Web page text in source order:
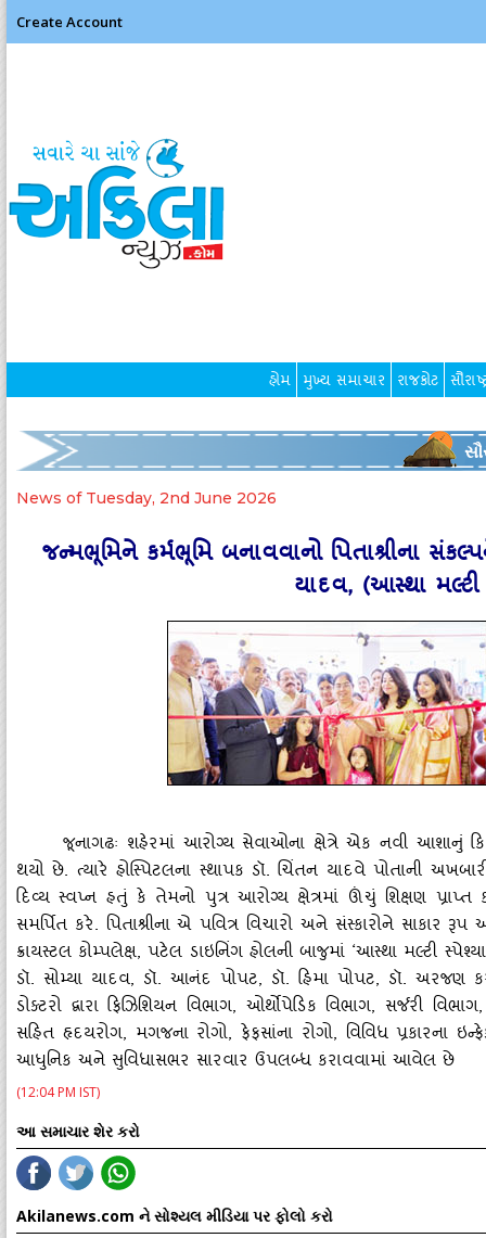
Create Account
હોમ મુખ્ય સમાચાર રાજકોટ
News of Tuesday, 2nd June 2026
જન્‍મભૂમિને કર્મભૂમિ બનાવવાનો પિતાશ્રીના
યાદવ, (આસ્‍થા મલ્‍ટી
જૂનાગઢઃ શહેરમાં આરોગ્‍ય સેવાઓના ક્ષેત્રે એક નવી આશાનું
થયો છે. ત્‍યારે હોસ્‍પિટલના સ્‍થાપક ડૉ. ચિંતન યાદવે પોતાની
દિવ્‍ય સ્‍વપ્‍ન હતું કે તેમનો પુત્ર આરોગ્‍ય ક્ષેત્રમાં ઊંચું શિક્ષણ પ્રાપ્ત
સમર્પિત કરે. પિતાશ્રીના એ પવિત્ર વિચારો અને સંસ્‍કારોને
ક્રાયસ્‍ટલ કોમ્‍પલેક્ષ, પટેલ ડાઇનિંગ હોલની બાજુમાં ‘આસ્‍થા મલ્‍ટી
ડૉ. સોમ્‍યા યાદવ, ડૉ. આનંદ પોપટ, ડૉ. હિમા પોપટ, ડૉ. અરજણ
ડોક્‍ટરો દ્વારા ફિઝિશિયન વિભાગ, ઓર્થોપેડિક વિભાગ, સર્જરી
સહિત હૃદયરોગ, મગજના રોગો, ફેફસાંના રોગો, વિવિધ પ્રકારના
આધુનિક અને સુવિધાસભર સારવાર ઉપલબ્‍ધ કરાવવામાં આવેલ છે
(12:04 PM IST)
આ સમાચાર શેર કરો
Akilanews.com ને સોશ્યલ મીડિયા પર ફોલો કરો